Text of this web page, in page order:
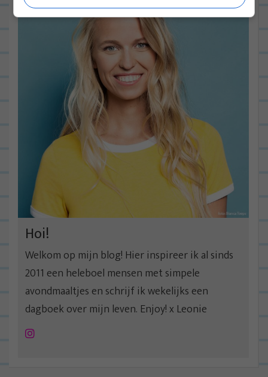
Hoi!
Welkom op mijn blog! Hier inspireer ik al sinds
2011 een heleboel mensen met simpele
avondmaaltjes en schrijf ik wekelijks een
dagboek over mijn leven. Enjoy! x Leonie
Instagram